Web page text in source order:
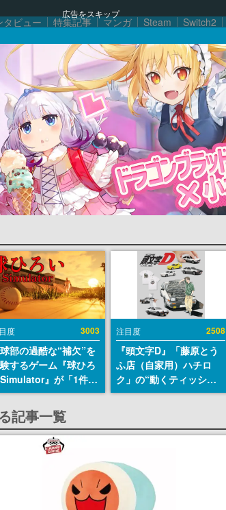
広告をスキップ
タビュー 特集記事 マンガ Steam Switch2
度 3003
部の過酷な“補欠”を
するゲーム『球ひろ
』が「1件」
ィッシュリストをも
チェコ語に対応し
で話題に。『キング
・カム』開発元やチ
コのプロ野球選手から
注目度 2508
『頭文字D』「藤原とう
ふ店（自家用）ハチロ
ク」の“動くティッシュ
ケース”が買えるポップ
群馬の「イオンモール高
月20日までの期間限定で
開催予定
記事一覧